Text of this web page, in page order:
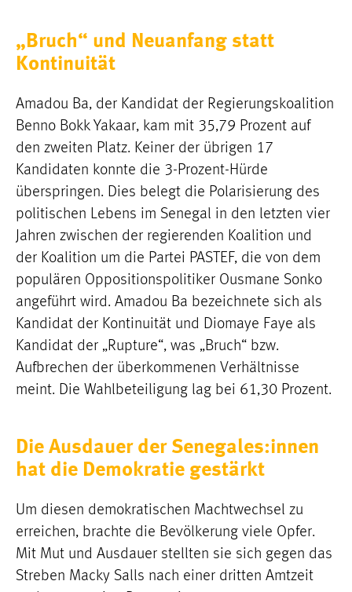
„Bruch“ und Neuanfang statt
Kontinuität
Amadou Ba, der Kandidat der Regierungskoalition
Benno Bokk Yakaar, kam mit 35,79 Prozent auf
den zweiten Platz. Keiner der übrigen 17
Kandidaten konnte die 3-Prozent-Hürde
überspringen. Dies belegt die Polarisierung des
politischen Lebens im Senegal in den letzten vier
Jahren zwischen der regierenden Koalition und
der Koalition um die Partei PASTEF, die von dem
populären Oppositionspolitiker Ousmane Sonko
angeführt wird. Amadou Ba bezeichnete sich als
Kandidat der Kontinuität und Diomaye Faye als
Kandidat der „Rupture“, was „Bruch“ bzw.
Aufbrechen der überkommenen Verhältnisse
meint. Die Wahlbeteiligung lag bei 61,30 Prozent.
Die Ausdauer der Senegales:innen
hat die Demokratie gestärkt
Um diesen demokratischen Machtwechsel zu
erreichen, brachte die Bevölkerung viele Opfer.
Mit Mut und Ausdauer stellten sie sich gegen das
Streben Macky Salls nach einer dritten Amtzeit